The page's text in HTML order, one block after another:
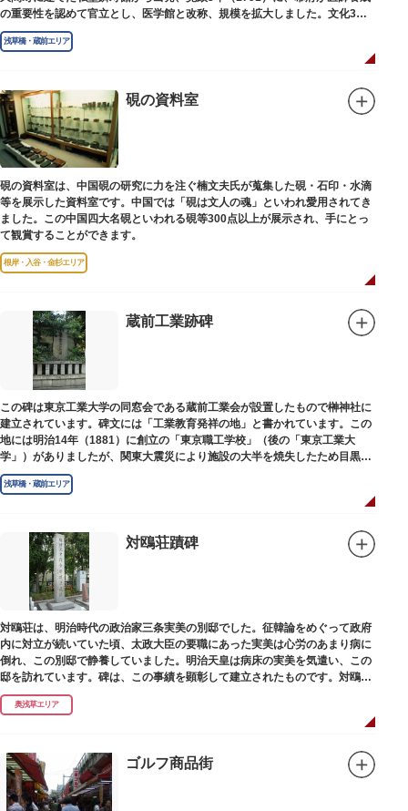
の重要性を認めて官立とし、医学館と改称、規模を拡大しました。文化3年
（1806）、大火に遭い焼失しましたが、同年に旧向柳原一丁目に移転、再建
されました。
弟育成をはかるなど、江戸時代後期から明治維新に至る日本の医学振興に貢
献しました。
※現在、この場所に「旧躋寿館跡 浅草医学館跡」に関する案内板や説明版
等は設置されておりません。
浅草橋・蔵前エリア
硯の資料室
硯の資料室は、中国硯の研究に力を注ぐ楠文夫氏が蒐集した硯・石印・水滴
等を展示した資料室です。中国では「硯は文人の魂」といわれ愛用されてき
ました。この中国四大名硯といわれる硯等300点以上が展示され、手にとっ
て観賞することができます。
根岸・入谷・金杉エリア
蔵前工業跡碑
この碑は東京工業大学の同窓会である蔵前工業会が設置したもので榊神社に
建立されています。碑文には「工業教育発祥の地」と書かれています。この
地には明治14年（1881）に創立の「東京職工学校」（後の「東京工業大
学」）がありましたが、関東大震災により施設の大半を焼失したため目黒に
移転しました。
浅草橋・蔵前エリア
対鴎荘蹟碑
対鴎荘は、明治時代の政治家三条実美の別邸でした。征韓論をめぐって政府
内に対立が続いていた頃、太政大臣の要職にあった実美は心労のあまり病に
倒れ、この別邸で静養していました。明治天皇は病床の実美を気遣い、この
邸を訪れています。碑は、この事績を顕彰して建立されたものです。対鴎荘
は、多摩市連光寺に移築されました。
奥浅草エリア
ゴルフ商品街